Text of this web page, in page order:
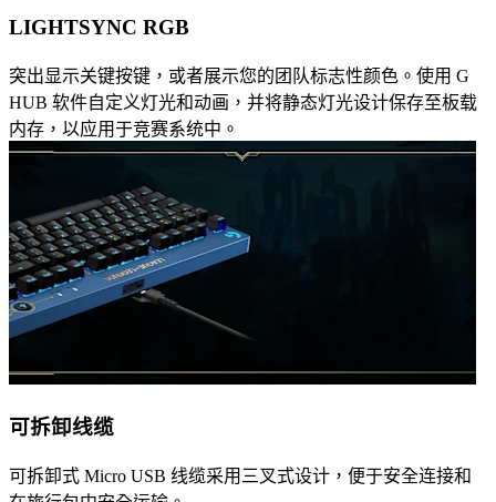
LIGHTSYNC RGB
突出显示关键按键，或者展示您的团队标志性颜色。使用 G
HUB 软件自定义灯光和动画，并将静态灯光设计保存至板载
内存，以应用于竞赛系统中。
可拆卸线缆
可拆卸式 Micro USB 线缆采用三叉式设计，便于安全连接和